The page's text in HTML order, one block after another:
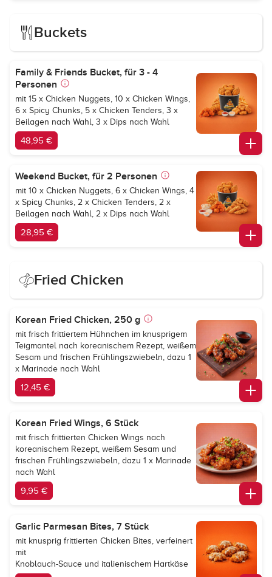
Buckets
Family & Friends Bucket, für 3 - 4
Personen
mit 15 x Chicken Nuggets, 10 x Chicken Wings,
6 x Spicy Chunks, 5 x Chicken Tenders, 3 x
Beilagen nach Wahl, 3 x Dips nach Wahl
48,95 €
Weekend Bucket, für 2 Personen
mit 10 x Chicken Nuggets, 6 x Chicken Wings, 4
x Spicy Chunks, 2 x Chicken Tenders, 2 x
Beilagen nach Wahl, 2 x Dips nach Wahl
28,95 €
Fried Chicken
Korean Fried Chicken, 250 g
mit frisch frittiertem Hühnchen im knusprigem
Teigmantel nach koreanischem Rezept, weißem
Sesam und frischen Frühlingszwiebeln, dazu 1
x Marinade nach Wahl
12,45 €
Korean Fried Wings, 6 Stück
mit frisch frittierten Chicken Wings nach
koreanischem Rezept, weißem Sesam und
frischen Frühlingszwiebeln, dazu 1 x Marinade
nach Wahl
9,95 €
Garlic Parmesan Bites, 7 Stück
mit knusprig frittierten Chicken Bites, verfeinert
mit
Knoblauch-Sauce und italienischem Hartkäse